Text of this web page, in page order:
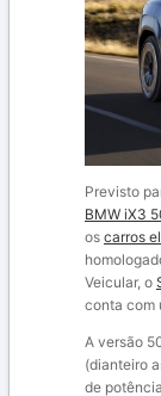
Previsto
BMW iX3
os carros
Veicular, o
conta com
A versão
(dianteiro
de